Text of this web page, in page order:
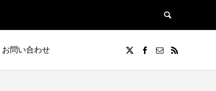
お問い合わせ